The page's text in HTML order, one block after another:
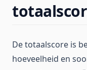
De totaalscore is
hoeveelheid en